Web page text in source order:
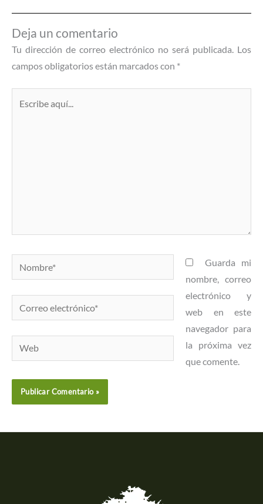
Deja un comentario
Tu dirección de correo electrónico no será publicada. Los
campos obligatorios están marcados con *
Nombre*
Correo
electrónico*
Web
Guarda mi
nombre, correo
electrónico y
web en este
navegador para
la próxima vez
que comente.